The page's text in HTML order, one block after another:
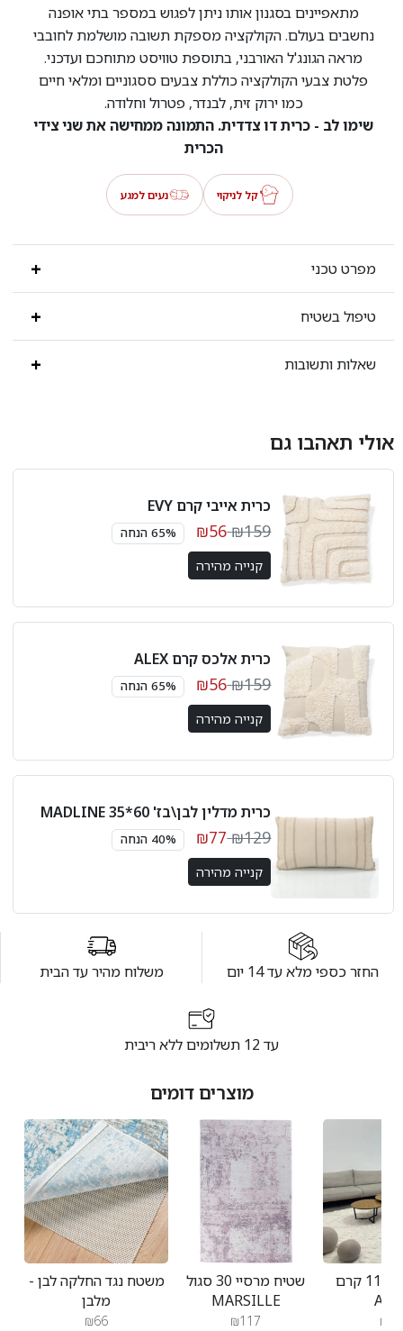
מתאפיינים בסגנון אותו ניתן לפגוש במספר בתי אופנה
נחשבים בעולם. הקולקציה מספקת תשובה מושלמת לחובבי
מראה הגונג'ל האורבני, בתוספת טוויסט מתוחכם ועדכני.
פלטת צבעי הקולקציה כוללת צבעים ססגוניים ומלאי חיים
כמו ירוק זית, לבנדר, פטרול וחלודה.
שימו לב - כרית דו צדדית. התמונה ממחישה את שני צידי
הכרית
קל לניקוי נעים למגע
מפרט טכני
טיפול בשטיח
שאלות ותשובות
אולי תאהבו גם
כרית אייבי קרם EVY
₪159
₪56 65% הנחה
קנייה מהירה
כרית אלכס קרם ALEX
₪159
₪56 65% הנחה
קנייה מהירה
כרית מדלין לבן\בז' 60*35 MADLINE
₪129
₪77 40% הנחה
קנייה מהירה
החזר כספי מלא עד 14 יום משלוח מהיר עד הבית
עד 12 תשלומים ללא ריבית
מוצרים דומים
משטח נגד החלקה לבן -
מלבן
₪66
שטיח מרסיי 30 סגול
MARSILLE
₪117
שטיח אטלס 11 קרם